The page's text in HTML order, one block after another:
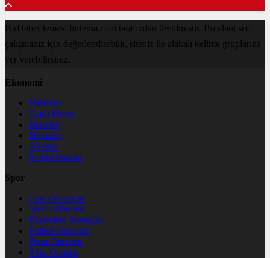
BirHaber teması birtema.com tarafından üretilmiştir. Bu alanı seo
çalışmanız için değerlendirebilir, siteniz ile alakalı kelime gruplarına
yer verebilirsiniz.
Ekonomi
Haberler
Canlı Borsa
Hisseler
Dövizler
Altınlar
Kripto Paralar
Spor
Canlı Sonuçlar
Spor Haberleri
Basketbol Sonuçlar
Futbol Sonuçlar
Puan Durumu
Tüm Oranlar